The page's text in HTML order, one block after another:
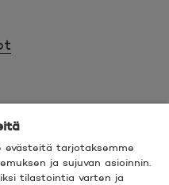
evästeitä tarjotaksemme
ja sujuvan asioinnin.
tilastointia varten ja